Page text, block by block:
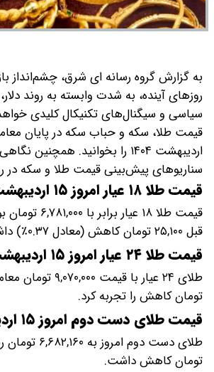
به گزارش گروه رسانه ای شرق، چشم‌انداز
روزهای آینده، به شدت وابسته به روند
سیاسی و سیگنال‌های تکنیکال کلیدی
اردیبهشت ۱۴۰۴ را بخوانید.
سناریوهای پیش‌بینی قیمت طلا و سکه در
قیمت طلا ۱۸ عیار امروز ۱۵ اردیبهشت ۱۴۰۴
قیمت طلا ۱۸
قبل ۲۵,۱۰۰ تومان کاهش (معادل ۰.۳۷٪) داشت.
قیمت طلا ۲۴ عیار امروز ۱۵ اردیبهشت ۱۴۰۴
تومان کاهش را تجربه کرد.
قیمت طلای دست دوم امروز ۱۵ اردیبهشت ۱۴۰۴
تومان کاهش داشت.